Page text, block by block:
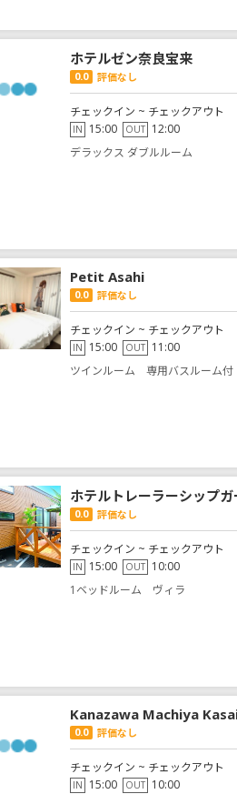
ホテルゼン奈良宝来
0.0 評価なし
チェックイン ~ チェックアウト
IN 15:00 OUT 12:00
デラックス ダブルルーム
Petit Asahi
0.0 評価なし
チェックイン ~ チェックアウト
IN 15:00 OUT 11:00
ツインルーム 専用バスルーム付
ホテルトレーラーシップ
0.0 評価なし
チェックイン ~ チェックアウト
IN 15:00 OUT 10:00
1ベッドルーム ヴィラ
Kanazawa Machiya
0.0 評価なし
チェックイン ~ チェックアウト
IN 15:00 OUT 10:00